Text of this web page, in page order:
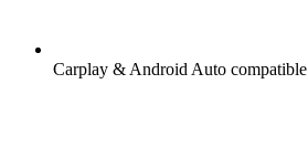
Carplay & Android Auto compatible